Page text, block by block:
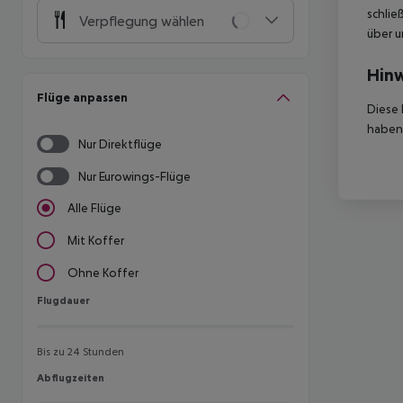
Verpflegung wählen
Flüge anpassen
Nur Direktflüge
Nur Eurowings-Flüge
Alle Flüge
Mit Koffer
Ohne Koffer
Flugdauer
Flugdauer
Bis zu 24 Stunden
Abflugzeiten
Abflugzeiten
über
Diese